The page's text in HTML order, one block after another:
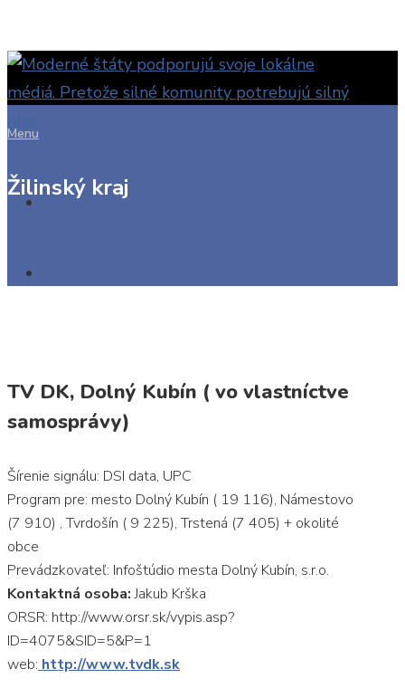
Menu
Žilinský kraj
TV DK, Dolný Kubín ( vo vlastníctve
samosprávy)
Šírenie signálu: DSI data, UPC
Program pre: mesto Dolný Kubín ( 19 116), Námestovo
(7 910) , Tvrdošín ( 9 225), Trstená (7 405) + okolité
obce
Prevádzkovateľ: Infoštúdio mesta Dolný Kubín, s.r.o.
Kontaktná osoba:Jakub Krška
ORSR: http://www.orsr.sk/vypis.asp?
ID=4075&SID=5&P=1
web: http://www.tvdk.sk